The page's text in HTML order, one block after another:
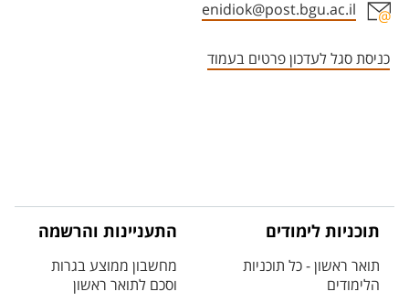
enidiok@post.bgu.ac.il
כניסת סגל לעדכון פרטים בעמוד
תוכניות לימודים
תואר ראשון - כל תוכניות
הלימודים
התעניינות והרשמה
מחשבון ממוצע בגרות
וסכם לתואר ראשון